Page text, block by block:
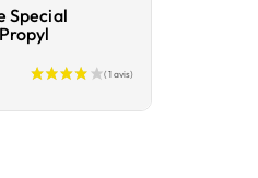
Special